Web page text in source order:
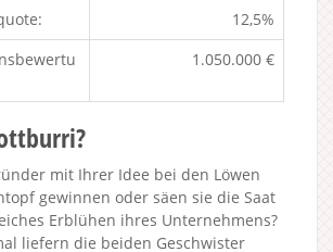
12,5%
1.050.000 €
mit Ihrer Idee bei den Löwen
gewinnen oder säen sie die Saat
Erblühen ihres Unternehmens?
liefern die beiden Geschwister